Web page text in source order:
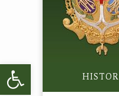
Abrir barra de